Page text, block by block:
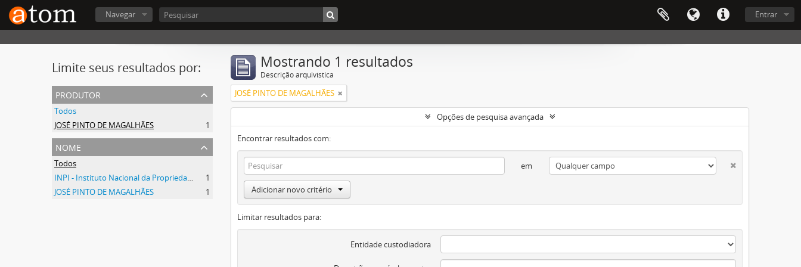
Entrar
Navegar
Limite seus resultados por:
produtor
Todos
JOSÉ PINTO DE MAGALHÃES
1
nome
Todos
INPI - Instituto Nacional da Propriedade Industrial
1
JOSÉ PINTO DE MAGALHÃES
1
Mostrando 1 resultados
Descrição arquivística
JOSÉ PINTO DE MAGALHÃES
Opções de pesquisa avançada
Encontrar resultados com:
em
Adicionar novo critério
Limitar resultados para:
Entidade custodiadora